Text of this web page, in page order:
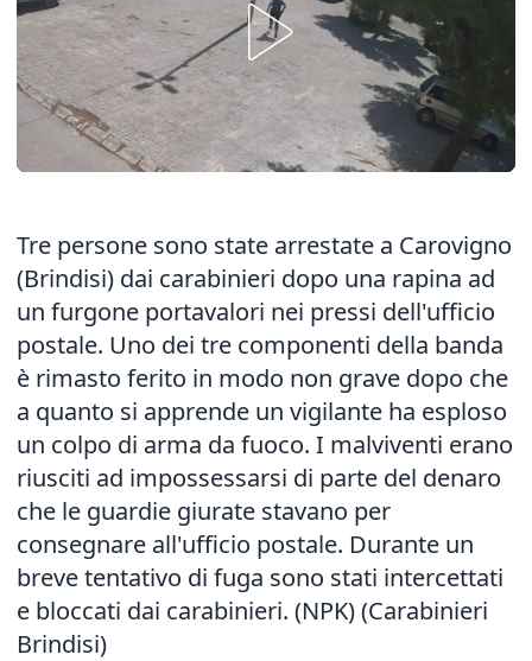
Tre persone sono state arrestate a Carovigno
(Brindisi) dai carabinieri dopo una rapina ad
un furgone portavalori nei pressi dell'ufficio
postale. Uno dei tre componenti della banda
è rimasto ferito in modo non grave dopo che
a quanto si apprende un vigilante ha esploso
un colpo di arma da fuoco. I malviventi erano
riusciti ad impossessarsi di parte del denaro
che le guardie giurate stavano per
consegnare all'ufficio postale. Durante un
breve tentativo di fuga sono stati intercettati
e bloccati dai carabinieri. (NPK) (Carabinieri
Brindisi)